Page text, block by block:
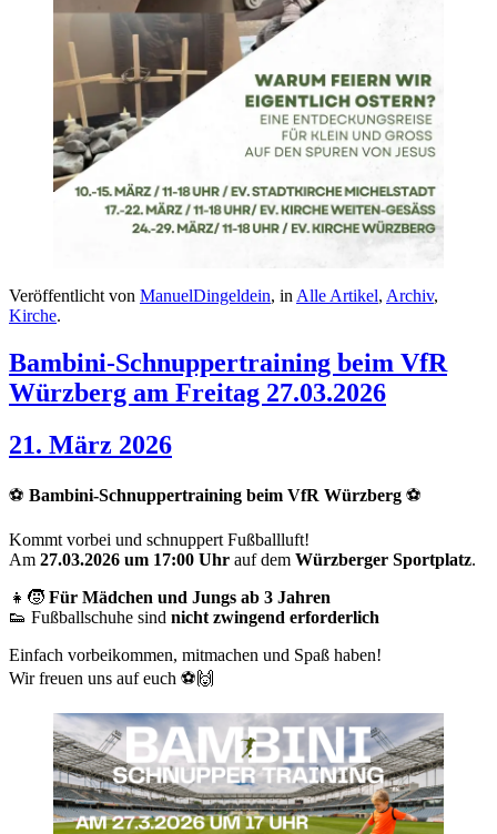
Veröffentlicht von ManuelDingeldein, in Alle Artikel, Archiv,
Kirche.
Bambini-Schnuppertraining beim VfR
Würzberg am Freitag 27.03.2026
21. März 2026
⚽️ Bambini-Schnuppertraining beim VfR Würzberg ⚽️
Kommt vorbei und schnuppert Fußballluft!
Am 27.03.2026 um 17:00 Uhr auf dem Würzberger Sportplatz.
👧🧒 Für Mädchen und Jungs ab 3 Jahren
👟 Fußballschuhe sind nicht zwingend erforderlich
Einfach vorbeikommen, mitmachen und Spaß haben!
Wir freuen uns auf euch ⚽️🙌